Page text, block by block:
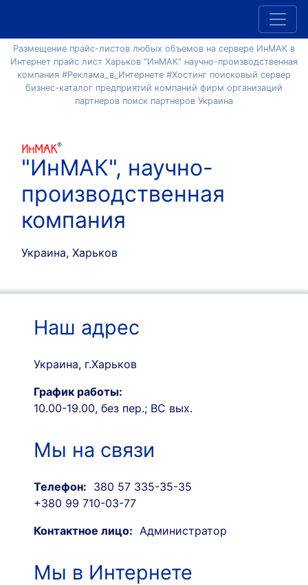
Размещение прайс-листов любых объемов на сервере ИнМАК в
Интернет прайс лист Харьков "ИнМАК" научно-производственная
компания #Реклама_в_Интернете #Хостинг поисковый сервер
бизнес-каталог предприятий компаний фирм организаций
партнеров поиск партнеров Украина
"ИнМАК", научно-
производственная
компания
Украина, Харьков
Наш адрес
Украина, г.Харьков
График работы:
10.00-19.00, без пер.; ВС вых.
Мы на связи
Телефон: 380 57 335-35-35
+380 99 710-03-77
Контактное лицо: Администратор
Мы в Интернете